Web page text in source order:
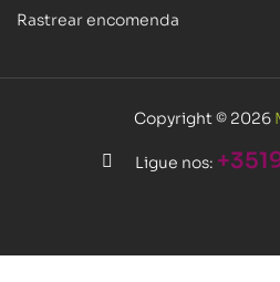
Rastrear encomenda
Copyright © 2026
Ligue nos: